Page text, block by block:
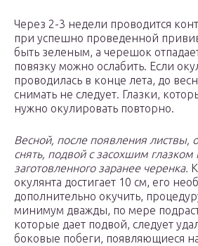
Через 2-3 недели проводится
при успешно проведенной
быть зеленым, а черешок
повязку можно ослабить. Если
проводилась в конце лета, до
снимать не следует. Глазки,
нужно окулировать повторно.
Весной, после появления листвы,
снять, подвой с засохшим
заготовленного заранее черенка.
окулянта достигает 10 см, его
дополнительно окучить,
минимум дважды, по мере
которые дает подвой, следует
боковые побеги, появляющиеся